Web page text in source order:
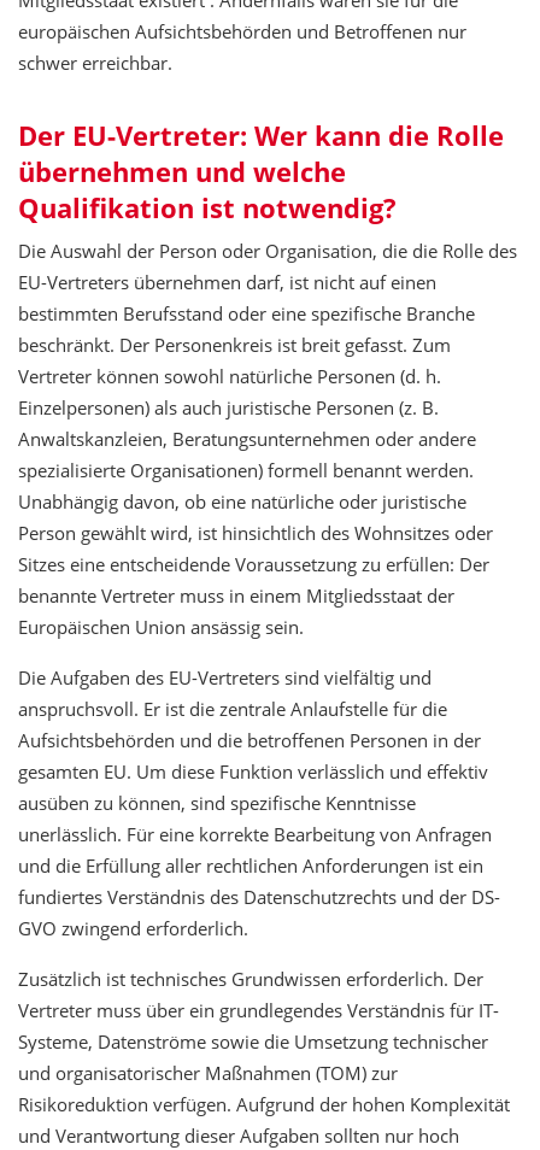
europäischen Aufsichtsbehörden und Betroffenen nur
schwer erreichbar.
Der EU-Vertreter: Wer kann die Rolle
übernehmen und welche
Qualifikation ist notwendig?
Die Auswahl der Person oder Organisation, die die Rolle des
EU-Vertreters übernehmen darf, ist nicht auf einen
bestimmten Berufsstand oder eine spezifische Branche
beschränkt. Der Personenkreis ist breit gefasst. Zum
Vertreter können sowohl natürliche Personen (d. h.
Einzelpersonen) als auch juristische Personen (z. B.
Anwaltskanzleien, Beratungsunternehmen oder andere
spezialisierte Organisationen) formell benannt werden.
Unabhängig davon, ob eine natürliche oder juristische
Person gewählt wird, ist hinsichtlich des Wohnsitzes oder
Sitzes eine entscheidende Voraussetzung zu erfüllen: Der
benannte Vertreter muss in einem Mitgliedsstaat der
Europäischen Union ansässig sein.
Die Aufgaben des EU-Vertreters sind vielfältig und
anspruchsvoll. Er ist die zentrale Anlaufstelle für die
Aufsichtsbehörden und die betroffenen Personen in der
gesamten EU. Um diese Funktion verlässlich und effektiv
ausüben zu können, sind spezifische Kenntnisse
unerlässlich. Für eine korrekte Bearbeitung von Anfragen
und die Erfüllung aller rechtlichen Anforderungen ist ein
fundiertes Verständnis des Datenschutzrechts und der DS-
GVO zwingend erforderlich.
Zusätzlich ist technisches Grundwissen erforderlich. Der
Vertreter muss über ein grundlegendes Verständnis für IT-
Systeme, Datenströme sowie die Umsetzung technischer
und organisatorischer Maßnahmen (TOM) zur
Risikoreduktion verfügen. Aufgrund der hohen Komplexität
und Verantwortung dieser Aufgaben sollten nur hoch